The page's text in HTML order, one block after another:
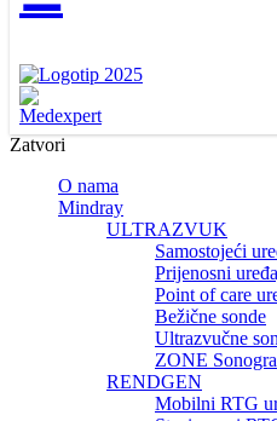
Zatvori
O nama
Mindray
ULTRAZVUK
Samostojeći
Prijenosni
Point of care
Bežične sonde
Ultrazvučne
ZONE
RENDGEN
Mobilni RTG